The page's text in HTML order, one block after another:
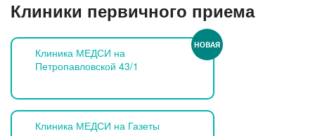
Лазерная коррекция зрения
Клиники первичного приема
Клиника МЕДСИ на
Петропавловской 43/1
Клиника МЕДСИ на Газеты